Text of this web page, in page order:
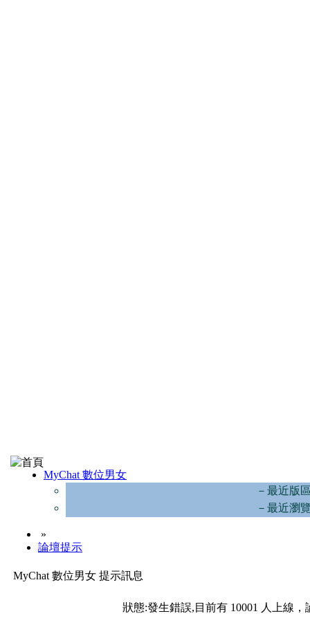
MyChat 數位男女
－最近版
－最近瀏
»
論壇提示
MyChat 數位男女 提示訊息
狀態:發生錯誤,目前有 10001 人上線